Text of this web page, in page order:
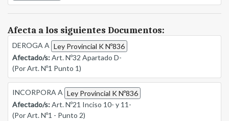
Afecta a los siguientes Documentos:
DEROGA A Ley Provincial K Nº836
Afectado/s:Art. Nº32 Apartado D-
(Por Art. Nº1 Punto 1)
INCORPORA A Ley Provincial K Nº836
Afectado/s:Art. Nº21 Inciso 10- y 11-
(Por Art. Nº1 - Punto 2)